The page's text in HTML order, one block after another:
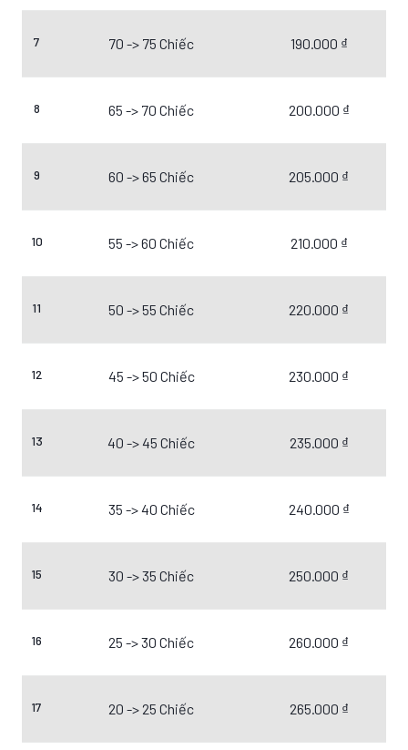
7 70 -> 75 Chiếc 190.000 ₫
8 65 -> 70 Chiếc 200.000 ₫
9 60 -> 65 Chiếc 205.000 ₫
10 55 -> 60 Chiếc 210.000 ₫
11 50 -> 55 Chiếc 220.000 ₫
12 45 -> 50 Chiếc 230.000 ₫
13 40 -> 45 Chiếc 235.000 ₫
14 35 -> 40 Chiếc 240.000 ₫
15 30 -> 35 Chiếc 250.000 ₫
16 25 -> 30 Chiếc 260.000 ₫
17 20 -> 25 Chiếc 265.000 ₫